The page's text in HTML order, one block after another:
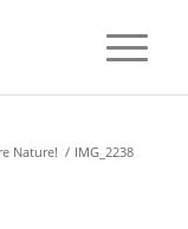
Nature! / IMG_2238